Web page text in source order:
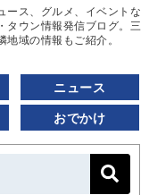
ース、グルメ、イベントな
タウン情報発信ブログ。三
域の情報もご紹介。
ニュース
おでかけ